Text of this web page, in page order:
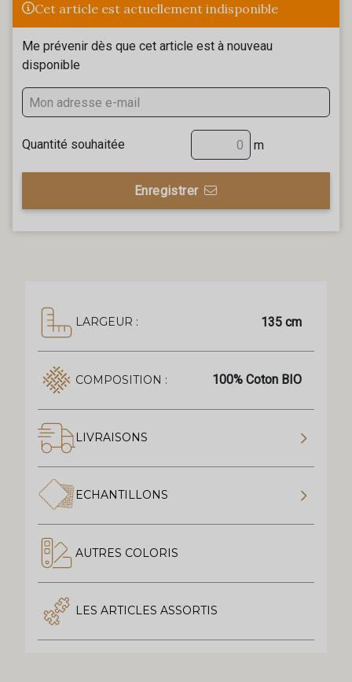
Cet article est actuellement indisponible
Me prévenir dès que cet article est à nouveau
disponible
Quantité souhaitée m
Enregistrer
LARGEUR : 135 cm
COMPOSITION : 100% Coton BIO
LIVRAISONS
ECHANTILLONS
AUTRES COLORIS
LES ARTICLES ASSORTIS